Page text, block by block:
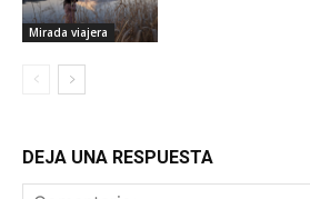
Mirada viajera
DEJA UNA RESPUESTA